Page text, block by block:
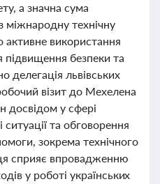
а значна сума
міжнародну технічну
активне використання
підвищення безпеки та
делегація львівських
візит до Мехелена
досвідом у сфері
та обговорення
зокрема технічного
сприяє впровадженню
у роботі українських